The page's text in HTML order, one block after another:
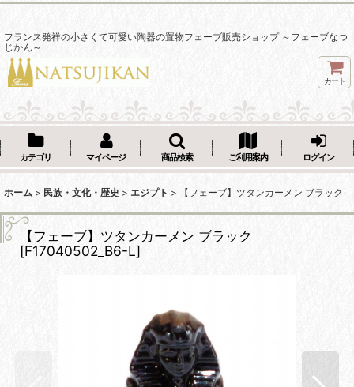
フランス発祥の小さくて可愛い陶器の置物フェーブ販売ショップ ～フェーブなつ
じかん～
カート
カテゴリ マイページ 商品検索 ご利用案内 ログイン
ホーム > 民族・文化・歴史 > エジプト > 【フェーブ】ツタンカーメン ブラック
【フェーブ】ツタンカーメン ブラック
[F17040502_B6-L]